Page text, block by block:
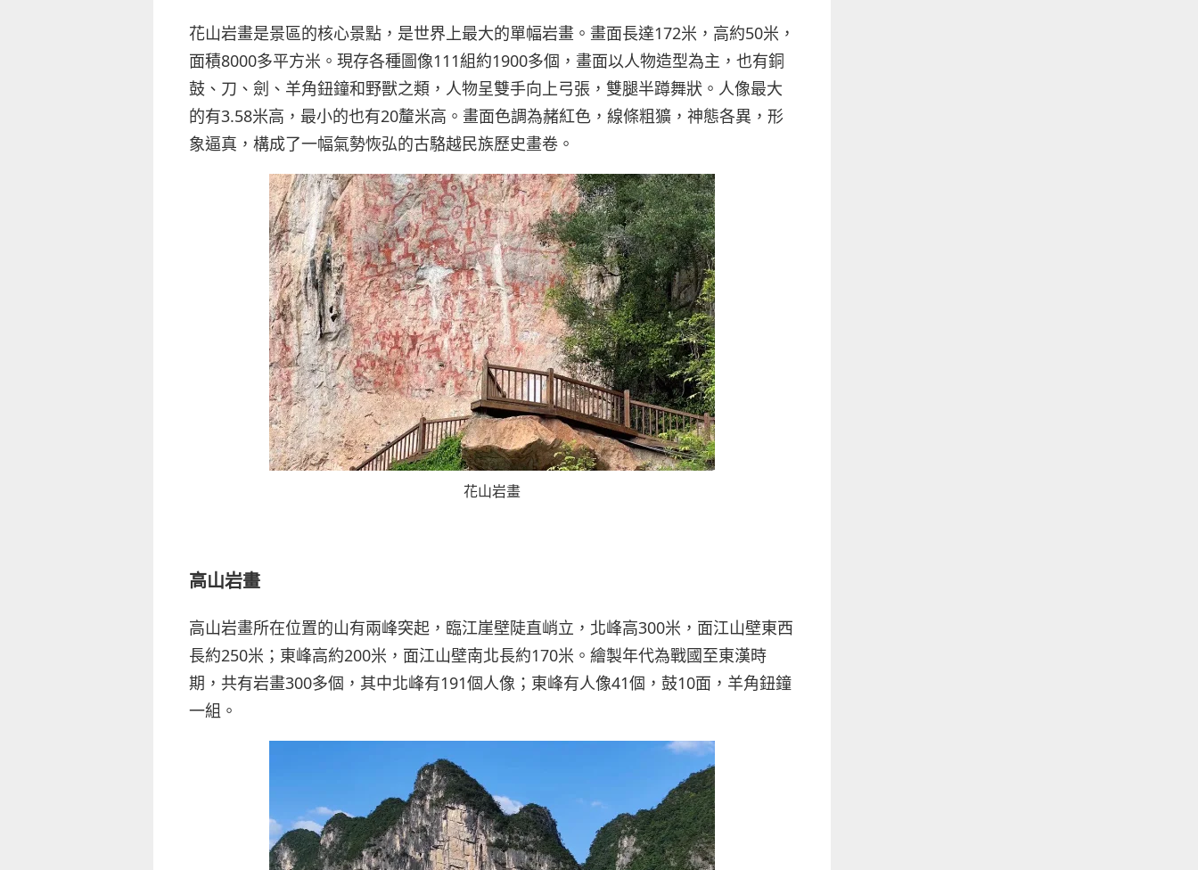
花山岩畫是景區的核心景點，是世界上最大的單幅岩畫。畫面長達172米，高約50米，
面積8000多平方米。現存各種圖像111組約1900多個，畫面以人物造型為主，也有銅
鼓、刀、劍、羊角鈕鐘和野獸之類，人物呈雙手向上弓張，雙腿半蹲舞狀。人像最大
的有3.58米高，最小的也有20釐米高。畫面色調為赭紅色，線條粗獷，神態各異，形
象逼真，構成了一幅氣勢恢弘的古駱越民族歷史畫卷。
花山岩畫
高山岩畫
高山岩畫所在位置的山有兩峰突起，臨江崖壁陡直峭立，北峰高300米，面江山壁東西
長約250米；東峰高約200米，面江山壁南北長約170米。繪製年代為戰國至東漢時
期，共有岩畫300多個，其中北峰有191個人像；東峰有人像41個，鼓10面，羊角鈕鐘
一組。